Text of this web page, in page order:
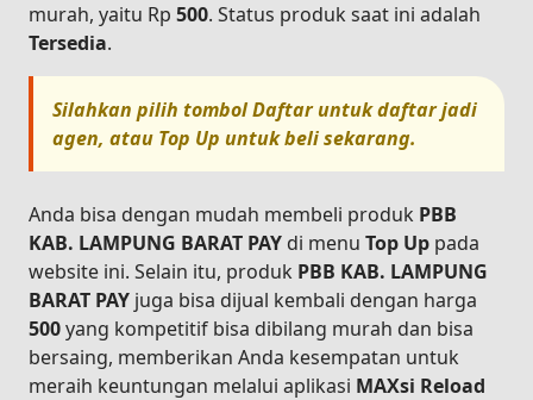
murah, yaitu Rp 500. Status produk saat ini adalah
Tersedia.
Silahkan pilih tombolDaftaruntuk daftar jadi
agen, atau Top Up untuk beli sekarang.
Anda bisa dengan mudah membeli produk PBB
KAB. LAMPUNG BARAT PAY di menu Top Up pada
website ini. Selain itu, produk PBB KAB. LAMPUNG
BARAT PAY juga bisa dijual kembali dengan harga
500yang kompetitif bisa dibilang murah dan bisa
bersaing, memberikan Anda kesempatan untuk
meraih keuntungan melalui aplikasi MAXsi Reload